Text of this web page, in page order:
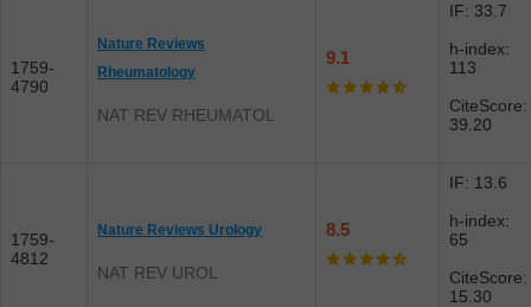
1759-
4790
Nature Reviews
Rheumatology
NAT REV RHEUMATOL
9.1
IF: 33.7
h-index:
113
CiteScore:
39.20
1759-
4812
Nature Reviews Urology
NAT REV UROL
8.5
IF: 13.6
h-index:
65
CiteScore:
15.30